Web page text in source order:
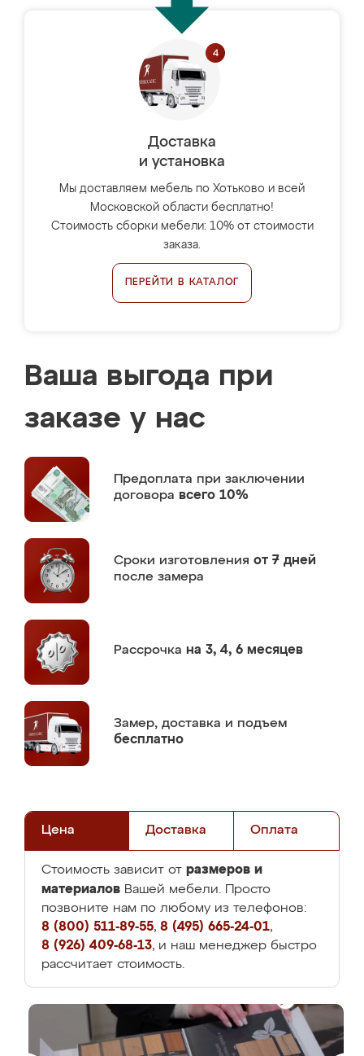
Доставка
и установка
Мы доставляем мебель по Хотьково и всей
Московской области бесплатно!
Стоимость сборки мебели: 10% от стоимости
заказа.
ПЕРЕЙТИ В КАТАЛОГ
Ваша выгода при
заказе у нас
Предоплата при заключении
договора всего 10%
Сроки изготовления от 7 дней
после замера
Рассрочка на 3, 4, 6 месяцев
Замер, доставка и подъем
бесплатно
Цена Доставка Оплата
Стоимость зависит от размеров и
материалов Вашей мебели. Просто
позвоните нам по любому из телефонов:
8 (800) 511-89-55, 8 (495) 665-24-01,
8 (926) 409-68-13, и наш менеджер быстро
рассчитает стоимость.